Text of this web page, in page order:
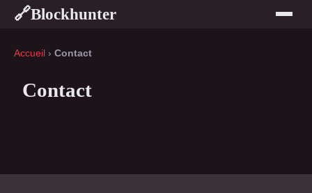
🔗Blockhunter
Accueil › Contact
Contact